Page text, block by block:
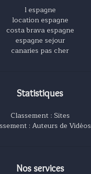
l espagne
location espagne
costa brava espagne
espagne sejour
canaries pas cher
Statistiques
Classement : Sites
: Auteurs de Vidéos
Nos services